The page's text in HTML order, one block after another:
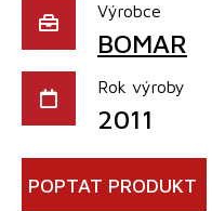
Výrobce
BOMAR
Rok výroby
2011
POPTAT PRODUKT